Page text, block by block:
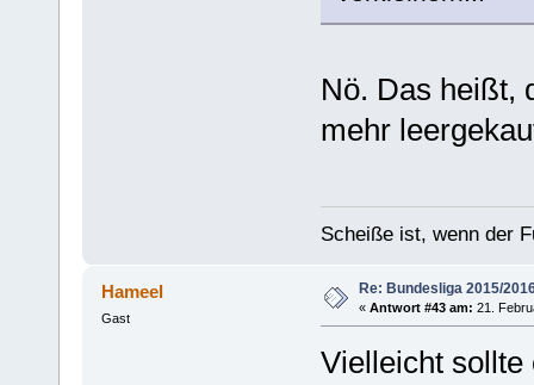
Nö. Das heißt,
mehr
Scheiße ist, wenn der
Hameel
Gast
Re: Bundesliga 2015/
« Antwort #43 am: 21.
Vielleicht sollte